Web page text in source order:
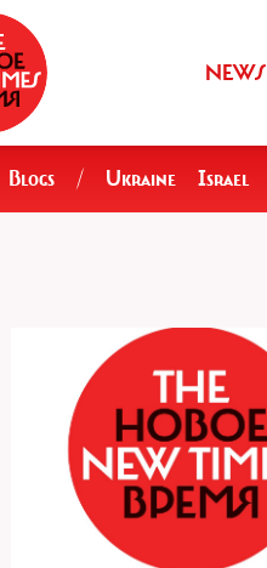
NEWS
Blogs / Ukraine Israel